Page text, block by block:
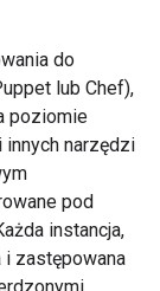
do
lub Chef),
poziomie
narzędzi
pod
instancja,
i zastępowana